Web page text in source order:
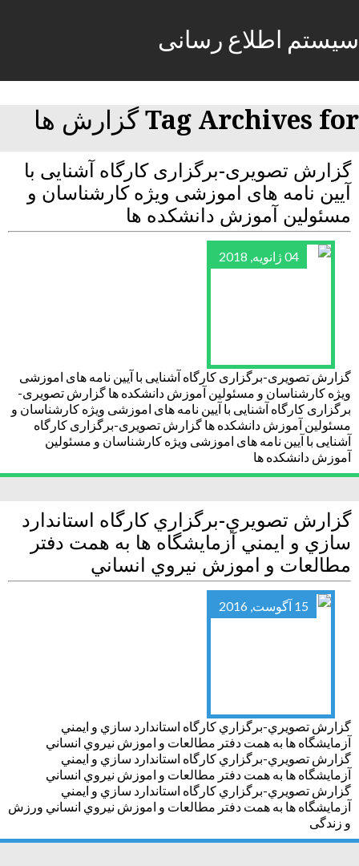
سیستم اطلاع رسانی
Tag Archives for گزارش ها
گزارش تصویری-برگزاری کارگاه آشنایی با
آیین نامه های اموزشی ویژه کارشناسان و
مسئولین آموزش دانشکده ها
04 ژانویه, 2018
گزارش تصویری-برگزاری کارگاه آشنایی با آیین نامه های اموزشی
ویژه کارشناسان و مسئولین آموزش دانشکده ها گزارش تصویری-
برگزاری کارگاه آشنایی با آیین نامه های اموزشی ویژه کارشناسان و
مسئولین آموزش دانشکده ها گزارش تصویری-برگزاری کارگاه
آشنایی با آیین نامه های اموزشی ویژه کارشناسان و مسئولین
آموزش دانشکده ها
گزارش تصويري-برگزاري كارگاه استاندارد
سازي و ايمني آزمايشگاه ها به همت دفتر
مطالعات و اموزش نيروي انساني
15 آگوست, 2016
گزارش تصويري-برگزاري كارگاه استاندارد سازي و ايمني
آزمايشگاه ها به همت دفتر مطالعات و اموزش نيروي انساني
گزارش تصويري-برگزاري كارگاه استاندارد سازي و ايمني
آزمايشگاه ها به همت دفتر مطالعات و اموزش نيروي انساني
گزارش تصويري-برگزاري كارگاه استاندارد سازي و ايمني
آزمايشگاه ها به همت دفتر مطالعات و اموزش نيروي انساني ورزش
و زندگی